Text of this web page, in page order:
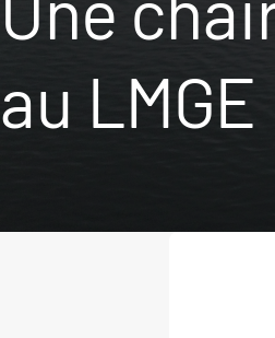
au LMGE